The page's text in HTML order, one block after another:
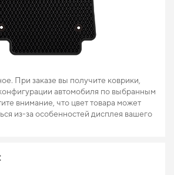
При заказе вы получите коврики,
автомобиля по выбранным
внимание, что цвет товара может
из-за особенностей дисплея вашего